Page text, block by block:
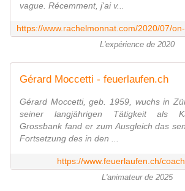
vague. Récemment, j'ai v...
L'expérience de 2020
Gérard Moccetti - feuerlaufen.ch
Gérard Moccetti, geb. 1959, wuchs in
seiner langjährigen Tätigkeit als
Grossbank fand er zum Ausgleich das
Fortsetzung des in den ...
https://www.feuerlaufen.ch/
L'animateur de 2025